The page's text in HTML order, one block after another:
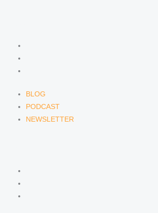
BLOG
PODCAST
NEWSLETTER